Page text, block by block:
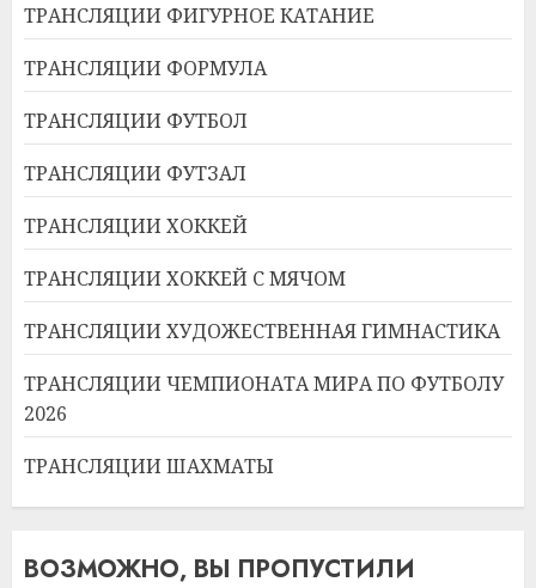
ТРАНСЛЯЦИИ ФИГУРНОЕ КАТАНИЕ
ТРАНСЛЯЦИИ ФОРМУЛА
ТРАНСЛЯЦИИ ФУТБОЛ
ТРАНСЛЯЦИИ ФУТЗАЛ
ТРАНСЛЯЦИИ ХОККЕЙ
ТРАНСЛЯЦИИ ХОККЕЙ С МЯЧОМ
ТРАНСЛЯЦИИ ХУДОЖЕСТВЕННАЯ ГИМНАСТИКА
ТРАНСЛЯЦИИ ЧЕМПИОНАТА МИРА ПО ФУТБОЛУ
2026
ТРАНСЛЯЦИИ ШАХМАТЫ
ВОЗМОЖНО, ВЫ ПРОПУСТИЛИ